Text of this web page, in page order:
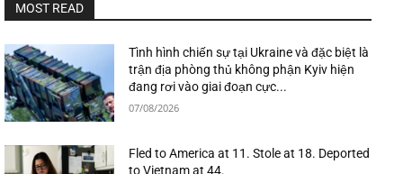
MOST READ
Tình hình chiến sự tại Ukraine và đặc biệt là
trận địa phòng thủ không phận Kyiv hiện
đang rơi vào giai đoạn cực...
07/08/2026
Fled to America at 11. Stole at 18. Deported
to Vietnam at 44.